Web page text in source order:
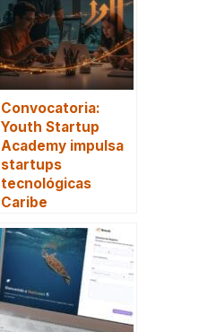
Convocatoria:
Youth Startup
Academy impulsa
startups
tecnológicas
Caribe